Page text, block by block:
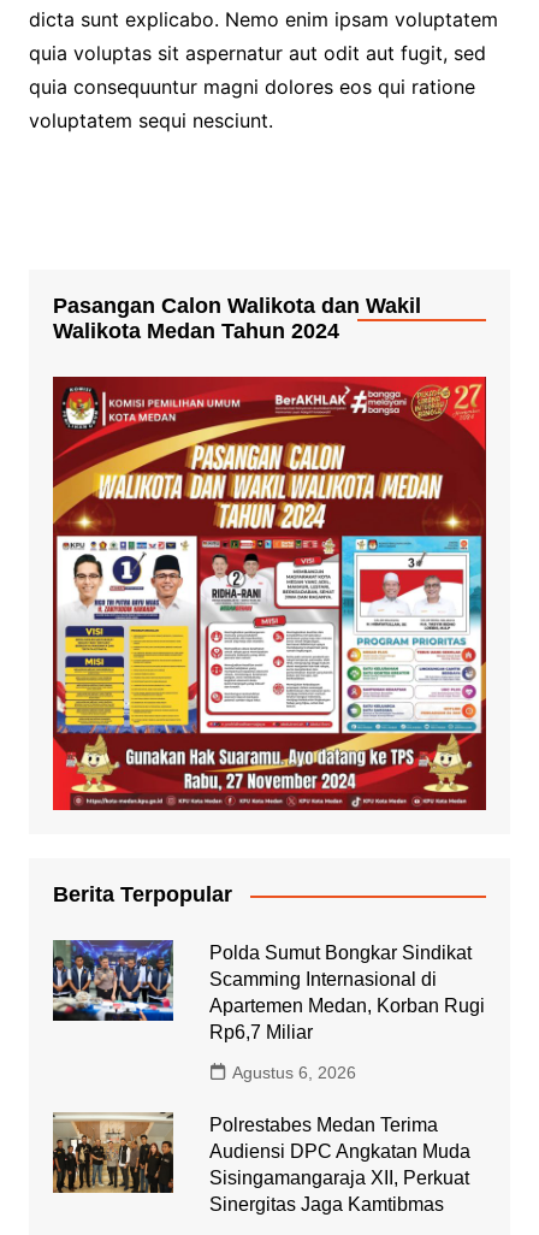
dicta sunt explicabo. Nemo enim ipsam voluptatem
quia voluptas sit aspernatur aut odit aut fugit, sed
quia consequuntur magni dolores eos qui ratione
voluptatem sequi nesciunt.
Pasangan Calon Walikota dan Wakil
Walikota Medan Tahun 2024
Berita Terpopular
Polda Sumut Bongkar Sindikat
Scamming Internasional di
Apartemen Medan, Korban Rugi
Rp6,7 Miliar
Agustus 6, 2026
Polrestabes Medan Terima
Audiensi DPC Angkatan Muda
Sisingamangaraja XII, Perkuat
Sinergitas Jaga Kamtibmas